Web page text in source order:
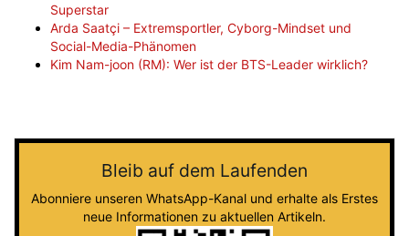
Superstar
Arda Saatçi – Extremsportler, Cyborg-Mindset und
Social-Media-Phänomen
Kim Nam-joon (RM): Wer ist der BTS-Leader wirklich?
Bleib auf dem Laufenden
Abonniere unseren WhatsApp-Kanal und erhalte als Erstes
neue Informationen zu aktuellen Artikeln.